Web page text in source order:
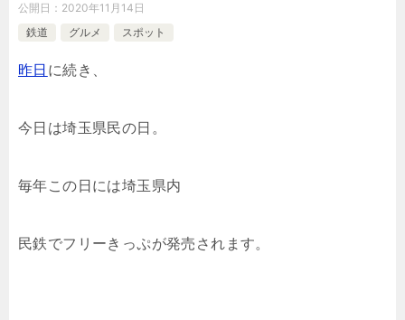
公開日： 2020年11月14日
鉄道
グルメ スポット
昨日 に続き、
今日は埼玉県民の日。
毎年この日には埼玉県内
民鉄でフリーきっぷが発売されます。